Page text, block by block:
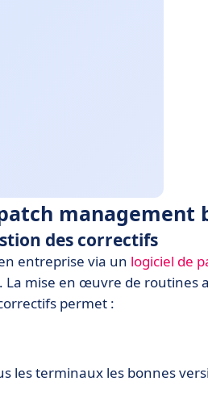
management
des correctifs
entreprise via un logiciel de
La mise en œuvre de
permet :
les terminaux les bonnes